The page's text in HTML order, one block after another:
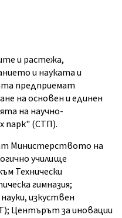
и растежа,
и науката и
предприемат
на основен и единен
на научно-
парк" (СТП).
Министерството на
училище
Технически
гимназия;
изкуствен
Центърът за иновации